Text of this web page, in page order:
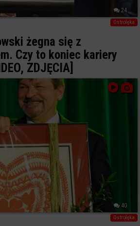
24
Ostrołęka
żegna się z
Czy to koniec kariery
ZDJĘCIA]
40
Ostrołęka